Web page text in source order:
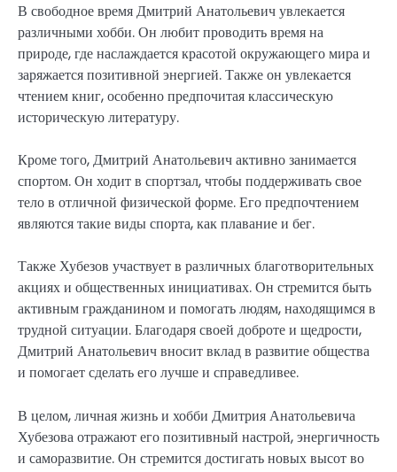
В свободное время Дмитрий Анатольевич увлекается
различными хобби. Он любит проводить время на
природе, где наслаждается красотой окружающего мира и
заряжается позитивной энергией. Также он увлекается
чтением книг, особенно предпочитая классическую
историческую литературу.
Кроме того, Дмитрий Анатольевич активно занимается
спортом. Он ходит в спортзал, чтобы поддерживать свое
тело в отличной физической форме. Его предпочтением
являются такие виды спорта, как плавание и бег.
Также Хубезов участвует в различных благотворительных
акциях и общественных инициативах. Он стремится быть
активным гражданином и помогать людям, находящимся в
трудной ситуации. Благодаря своей доброте и щедрости,
Дмитрий Анатольевич вносит вклад в развитие общества
и помогает сделать его лучше и справедливее.
В целом, личная жизнь и хобби Дмитрия Анатольевича
Хубезова отражают его позитивный настрой, энергичность
и саморазвитие. Он стремится достигать новых высот во